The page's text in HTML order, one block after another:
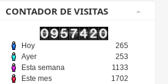
CONTADOR DE VISITAS
Hoy
265
Ayer
253
Esta semana
1133
Este mes
1702